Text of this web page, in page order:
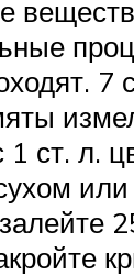
7
1 ст. л.